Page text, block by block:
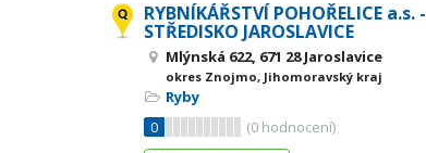
RYBNÍKÁŘSTVÍ POHOŘELICE a.s. -
STŘEDISKO JAROSLAVICE
Mlýnská 622, 671 28 Jaroslavice
okres Znojmo, Jihomoravský kraj
Ryby
0
(0 hodnocení)